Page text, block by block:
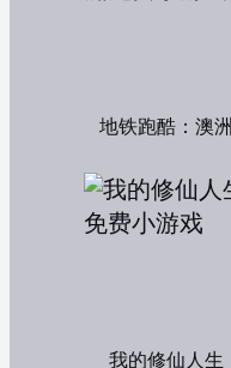
地铁跑酷：澳洲
我的修仙人生